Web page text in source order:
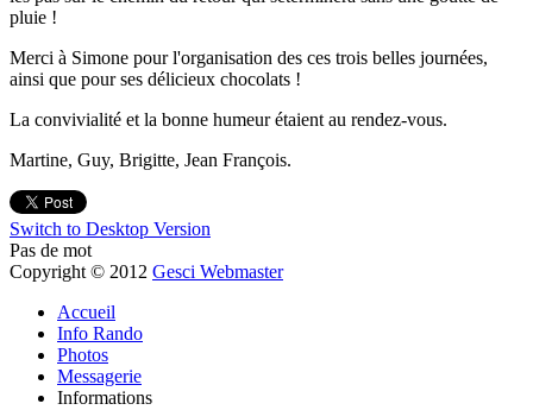
pluie !
Merci à Simone pour l'organisation des ces trois belles journées,
ainsi que pour ses délicieux chocolats !
La convivialité et la bonne humeur étaient au rendez-vous.
Martine, Guy, Brigitte, Jean François.
Switch to Desktop Version
Pas de mot
Copyright © 2012 Gesci Webmaster
Accueil
Info Rando
Photos
Messagerie
Informations